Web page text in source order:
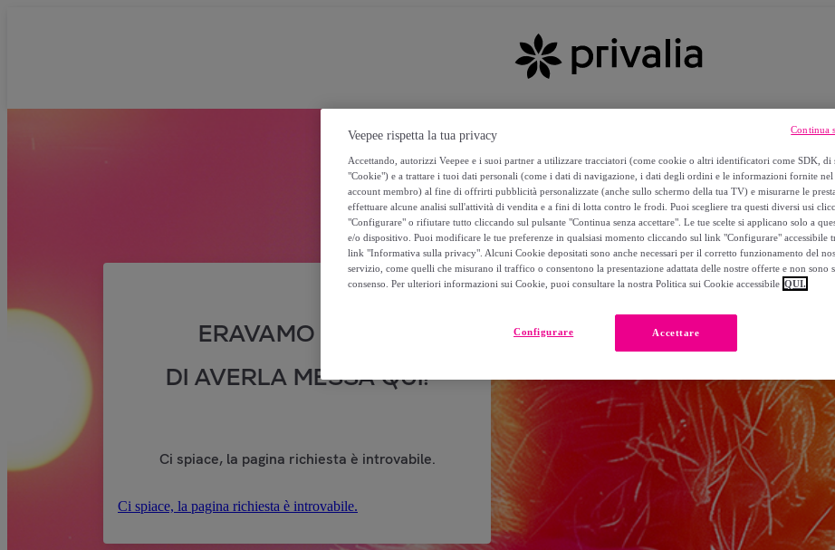
ERAVAMO SICURI
DI AVERLA MESSA QUI!
Ci spiace, la pagina richiesta è introvabile.
Ci spiace, la pagina richiesta è introvabile.
Veepee rispetta la tua privacy
Accettando, autorizzi Veepee e i suoi partner a utilizzare tracciatori (come cookie o altri identificatori come SDK, di
"Cookie") e a trattare i tuoi dati personali (come i dati di navigazione, i dati degli ordini e le informazioni fornite nel
account membro) al fine di offrirti pubblicità personalizzate (anche sullo schermo della tua TV) e misurarne le
effettuare alcune analisi sull'attività di vendita e a fini di lotta contro le frodi. Puoi scegliere tra questi diversi usi
"Configurare" o rifiutare tutto cliccando sul pulsante "Continua senza accettare". Le tue scelte si applicano solo a
e/o dispositivo. Puoi modificare le tue preferenze in qualsiasi momento cliccando sul link "Configurare" accessibile
link "Informativa sulla privacy". Alcuni Cookie depositati sono anche necessari per il corretto funzionamento del
servizio, come quelli che misurano il traffico o consentono la presentazione adattata delle nostre offerte e non sono
consenso. Per ulteriori informazioni sui Cookie, puoi consultare la nostra Politica sui Cookie accessibile QUI.
Accettare
Configurare
Continua